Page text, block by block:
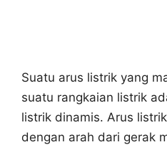
Suatu arus listrik yang
suatu rangkaian listrik
listrik dinamis. Arus
dengan arah dari gerak